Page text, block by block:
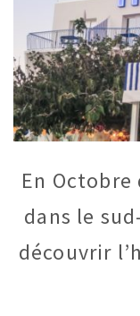
En Octobre
dans le
découvrir